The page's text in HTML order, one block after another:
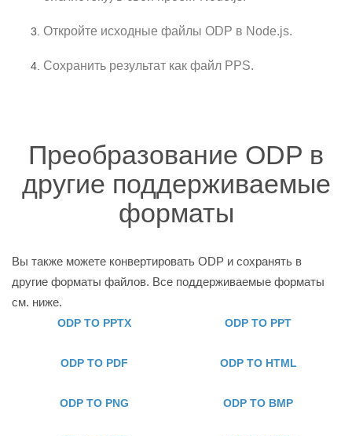
Откройте исходные файлы ODP в Node.js.
Сохранить результат как файл PPS.
Преобразование ODP в
другие поддерживаемые
форматы
Вы также можете конвертировать ODP и сохранять в
другие форматы файлов. Все поддерживаемые форматы
см. ниже.
ODP TO PPTX ODP TO PPT
ODP TO PDF ODP TO HTML
ODP TO PNG ODP TO BMP